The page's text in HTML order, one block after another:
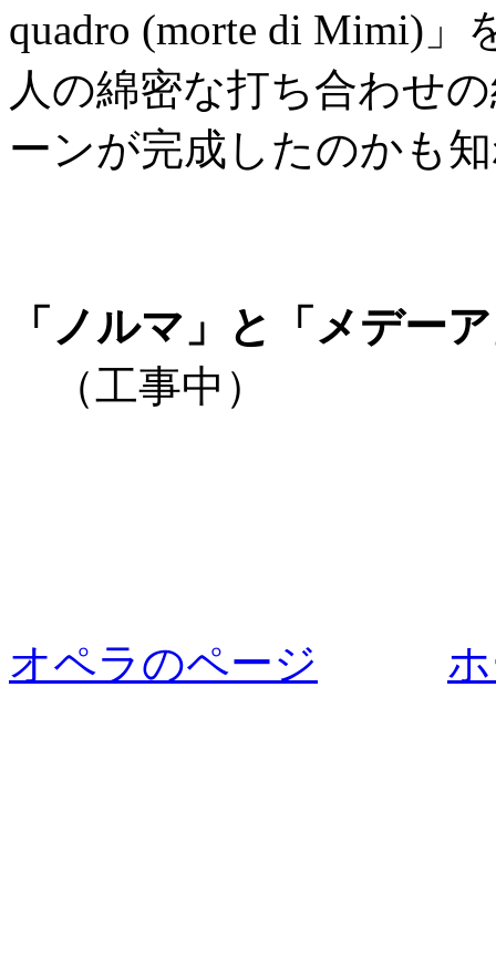
quadro (morte di Mimi)
人の綿密な打ち合わせ
ーンが完成したのかも
「ノルマ」と「メデー
（工事中）
オペラのページ